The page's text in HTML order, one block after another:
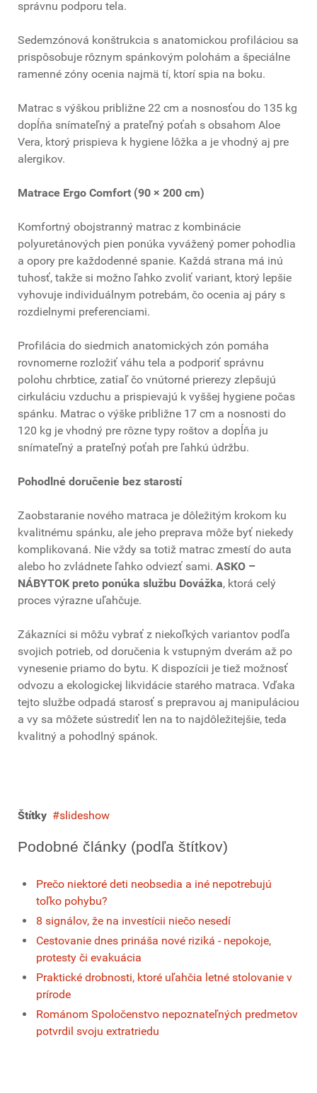
správnu podporu tela.
Sedemzónová konštrukcia s anatomickou profiláciou sa
prispôsobuje rôznym spánkovým polohám a špeciálne
ramenné zóny ocenia najmä tí, ktorí spia na boku.
Matrac s výškou približne 22 cm a nosnosťou do 135 kg
dopĺňa snímateľný a prateľný poťah s obsahom Aloe
Vera, ktorý prispieva k hygiene lôžka a je vhodný aj pre
alergikov.
Matrace Ergo Comfort (90 × 200 cm)
Komfortný obojstranný matrac z kombinácie
polyuretánových pien ponúka vyvážený pomer pohodlia
a opory pre každodenné spanie. Každá strana má inú
tuhosť, takže si možno ľahko zvoliť variant, ktorý lepšie
vyhovuje individuálnym potrebám, čo ocenia aj páry s
rozdielnymi preferenciami.
Profilácia do siedmich anatomických zón pomáha
rovnomerne rozložiť váhu tela a podporiť správnu
polohu chrbtice, zatiaľ čo vnútorné prierezy zlepšujú
cirkuláciu vzduchu a prispievajú k vyššej hygiene počas
spánku. Matrac o výške približne 17 cm a nosnosti do
120 kg je vhodný pre rôzne typy roštov a dopĺňa ju
snímateľný a prateľný poťah pre ľahkú údržbu.
Pohodlné doručenie bez starostí
Zaobstaranie nového matraca je dôležitým krokom ku
kvalitnému spánku, ale jeho preprava môže byť niekedy
komplikovaná. Nie vždy sa totiž matrac zmestí do auta
alebo ho zvládnete ľahko odviezť sami. ASKO –
NÁBYTOK preto ponúka službu Dovážka, ktorá celý
proces výrazne uľahčuje.
Zákazníci si môžu vybrať z niekoľkých variantov podľa
svojich potrieb, od doručenia k vstupným dverám až po
vynesenie priamo do bytu. K dispozícii je tiež možnosť
odvozu a ekologickej likvidácie starého matraca. Vďaka
tejto službe odpadá starosť s prepravou aj manipuláciou
a vy sa môžete sústrediť len na to najdôležitejšie, teda
kvalitný a pohodlný spánok.
Štítky slideshow
Podobné články (podľa štítkov)
Prečo niektoré deti neobsedia a iné nepotrebujú
toľko pohybu?
8 signálov, že na investícii niečo nesedí
Cestovanie dnes prináša nové riziká - nepokoje,
protesty či evakuácia
Praktické drobnosti, ktoré uľahčia letné stolovanie v
prírode
Románom Spoločenstvo nepoznateľných predmetov
potvrdil svoju extratriedu